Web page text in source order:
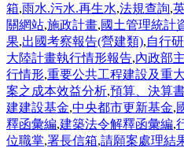
箱,雨水.污水.再生水,法規查詢,
關網站,施政計畫,國土管理統計
果,出國考察報告(營建類),自行
大陸計畫執行情形報告,內政部
行情形,重要公共工程建設及重
案之成本效益分析,預算、決算
建建設基金,中央都市更新基金,
釋函彙編,建築法令解釋函彙編,
位職掌,署長信箱,請願案處理結